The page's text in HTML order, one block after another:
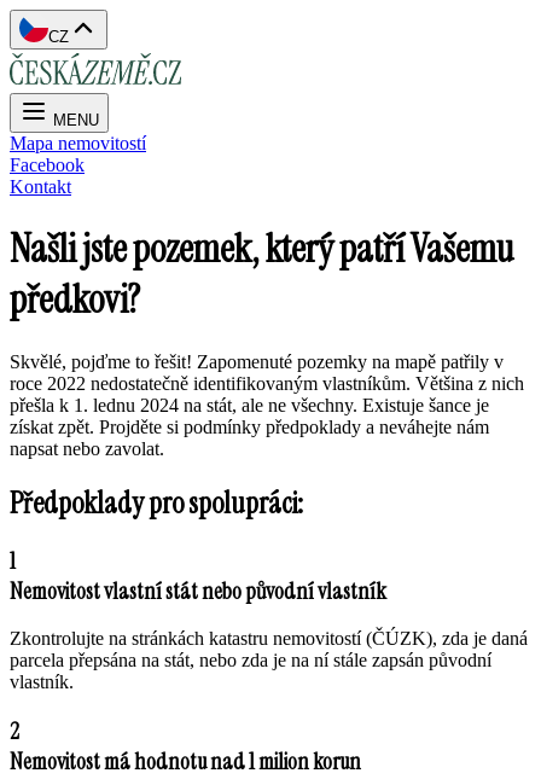
CZ
MENU
Mapa nemovitostí
Facebook
Kontakt
Našli jste pozemek, který patří Vašemu
předkovi?
Skvělé, pojďme to řešit! Zapomenuté pozemky na mapě patřily v
roce 2022 nedostatečně identifikovaným vlastníkům. Většina z nich
přešla k 1. lednu 2024 na stát, ale ne všechny. Existuje šance je
získat zpět. Projděte si podmínky předpoklady a neváhejte nám
napsat nebo zavolat.
Předpoklady pro spolupráci:
1
Nemovitost vlastní stát nebo původní vlastník
Zkontrolujte na stránkách katastru nemovitostí (ČÚZK), zda je daná
parcela přepsána na stát, nebo zda je na ní stále zapsán původní
vlastník.
2
Nemovitost má hodnotu nad 1 milion korun